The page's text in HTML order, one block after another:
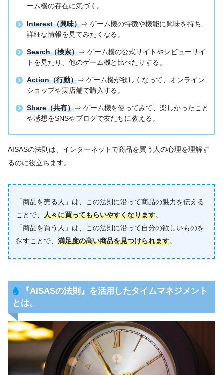
ーム機の存在に気づく。
Interest（興味）⇒ ゲーム機の特徴や機能に興味を持ち、
詳細な情報を見てみたくなる。
Search（検索）⇒ ゲーム機の公式サイトやレビューサイ
トを見たり、他のゲーム機と比べたりする。
Action（行動）⇒ ゲーム機が欲しくなって、オンライン
ショップや実店舗で購入する。
Share（共有）⇒ ゲーム機を使ってみて、楽しかったこと
や感想をSNSやブログで友だちに教える。
AISASの法則は、インターネットで商品を買う人の心理を理解す
るのに役立ちます。
「商品を売る人」は、この法則に沿って商品の魅力を伝える
ことで、人々に買ってもらいやすくなります。
「商品を買う人」は、この法則に沿って自分の欲しいものを
探すことで、満足度の高い商品を見つけられます。
『AISASの法則』 を活用したタイムマネジメント
とは。